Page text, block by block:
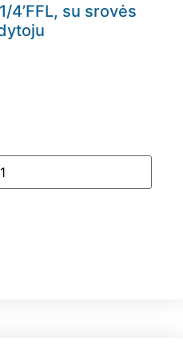
4’FFL, su srovės